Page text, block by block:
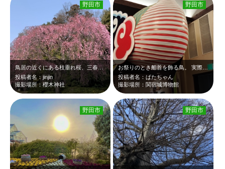
鳥居の近くにある枝垂れ桜、三春小桜
投稿者名：jinjin
撮影場所：櫻木神社
野田市
お祭りのとき船首を飾る鳥。 実際のお祭りで水に浮かぶところを見たいです。
投稿者名：ぱたちゃん
撮影場所：関宿城博物館
野田市
野田市 野田市